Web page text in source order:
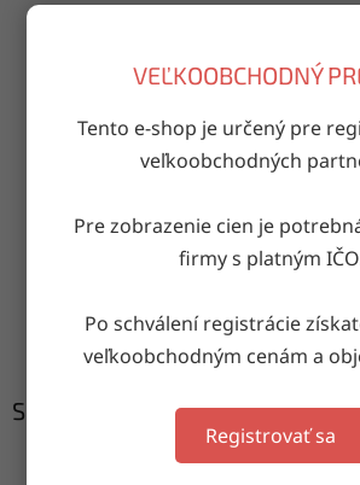
VEĽKOOBCHODNÝ
Tento e-shop je určený pre
veľkoobchodných
Pre zobrazenie cien je
firmy s platným
Po schválení registrácie
veľkoobchodným cenám a
Registrovať sa
ZDIEĽAŤ
na akúkoľvek adresu
Garancia doručenia
nepoškodeného tovaru
Súvisiaci tovar